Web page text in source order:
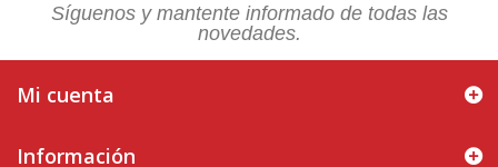
Síguenos y mantente informado de todas las
novedades.
Mi cuenta
Información